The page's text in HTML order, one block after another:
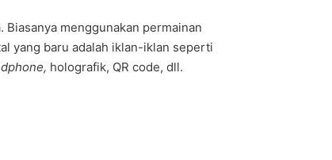
menggunakan permainan
yang baru adalah iklan-iklan seperti
holografik, QR code, dll.